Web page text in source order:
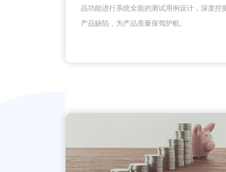
品功能进行系统全面的测试用例设计，深度挖
产品缺陷，为产品质量保驾护航。